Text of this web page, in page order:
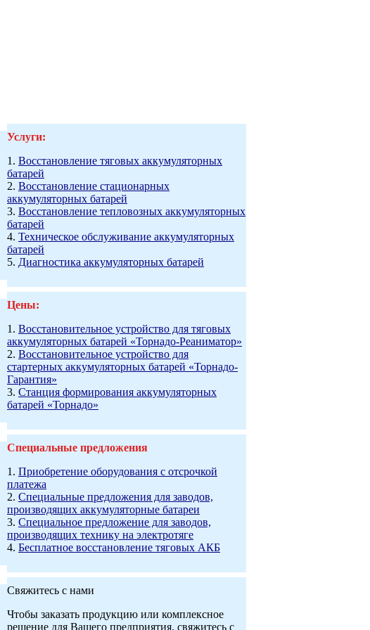
Услуги:
1. Восстановление тяговых аккумуляторных
батарей
2. Восстановление стационарных
аккумуляторных батарей
3. Восстановление тепловозных аккумуляторных
батарей
4. Техническое обслуживание аккумуляторных
батарей
5. Диагностика аккумуляторных батарей
Цены:
1. Восстановительное устройство для тяговых
аккумуляторных батарей «Торнадо-Реаниматор»
2. Восстановительное устройство для
стартерных аккумуляторных батарей «Торнадо-
Гарантия»
3. Станция формирования аккумуляторных
батарей «Торнадо»
Специальные предложения
1. Приобретение оборудования с отсрочкой
платежа
2. Специальные предложения для заводов,
производящих аккумуляторные батареи
3. Специальное предложение для заводов,
производящих технику на электротяге
4. Бесплатное восстановление тяговых АКБ
Свяжитесь с нами
Чтобы заказать продукцию или комплексное
решение для Вашего предприятия, свяжитесь с